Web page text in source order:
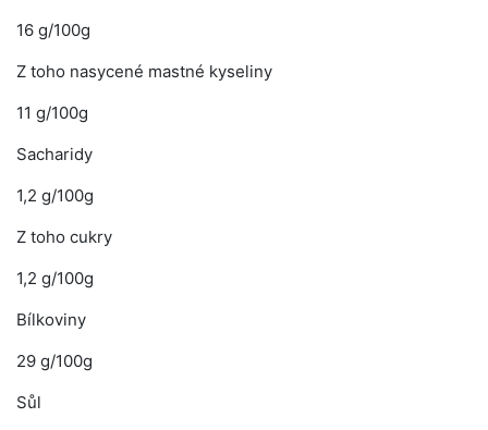
16 g/100g
Z toho nasycené mastné kyseliny
11 g/100g
Sacharidy
1,2 g/100g
Z toho cukry
1,2 g/100g
Bílkoviny
29 g/100g
Sůl